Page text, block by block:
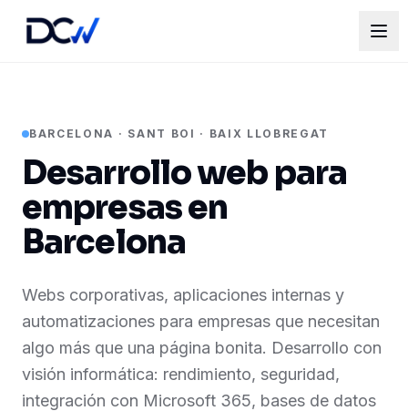
BARCELONA · SANT BOI · BAIX LLOBREGAT
Desarrollo web para
empresas en
Barcelona
Webs corporativas, aplicaciones internas y
automatizaciones para empresas que necesitan
algo más que una página bonita. Desarrollo con
visión informática: rendimiento, seguridad,
integración con Microsoft 365, bases de datos